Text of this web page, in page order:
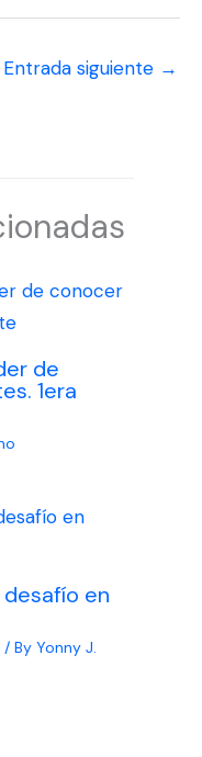
Entrada siguiente →
de
1era
en
/ By Yonny J.